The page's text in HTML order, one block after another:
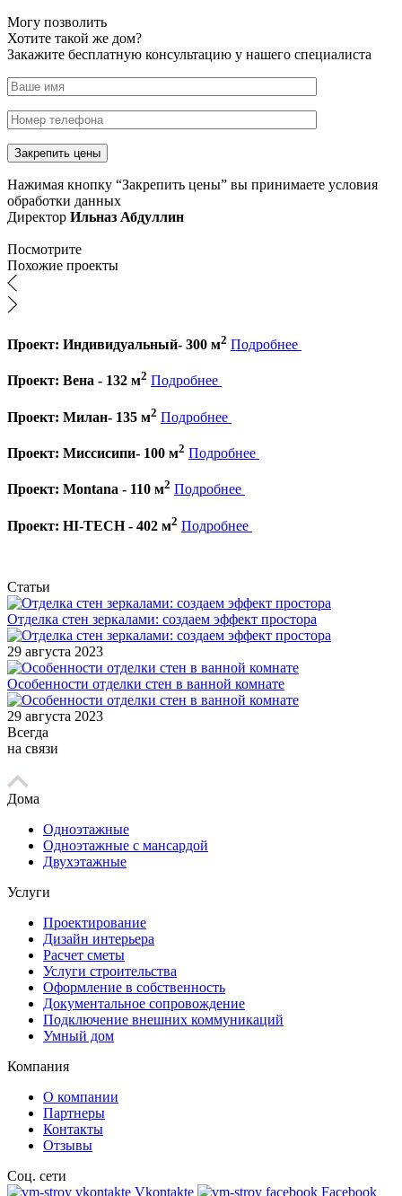
Могу позволить
Хотите такой же дом?
Закажите бесплатную консультацию у нашего специалиста
Нажимая кнопку “Закрепить цены” вы принимаете условия
обработки данных
Директор Ильназ Абдуллин
Посмотрите
Похожие проекты
Проект: Индивидуальный- 300 м2 Подробнее
Проект: Вена - 132 м2 Подробнее
Проект: Милан- 135 м2 Подробнее
Проект: Миссисипи- 100 м2 Подробнее
Проект: Montana - 110 м2 Подробнее
Проект: HI-TECH - 402 м2 Подробнее
Статьи
Отделка стен зеркалами: создаем эффект простора
29 августа 2023
Особенности отделки стен в ванной комнате
29 августа 2023
Всегда
на связи
Дома
Одноэтажные
Одноэтажные с мансардой
Двухэтажные
Услуги
Проектирование
Дизайн интерьера
Расчет сметы
Услуги строительства
Оформление в собственность
Документальное сопровождение
Подключение внешних коммуникаций
Умный дом
Компания
О компании
Партнеры
Контакты
Отзывы
Соц. сети
Vkontakte
Facebook